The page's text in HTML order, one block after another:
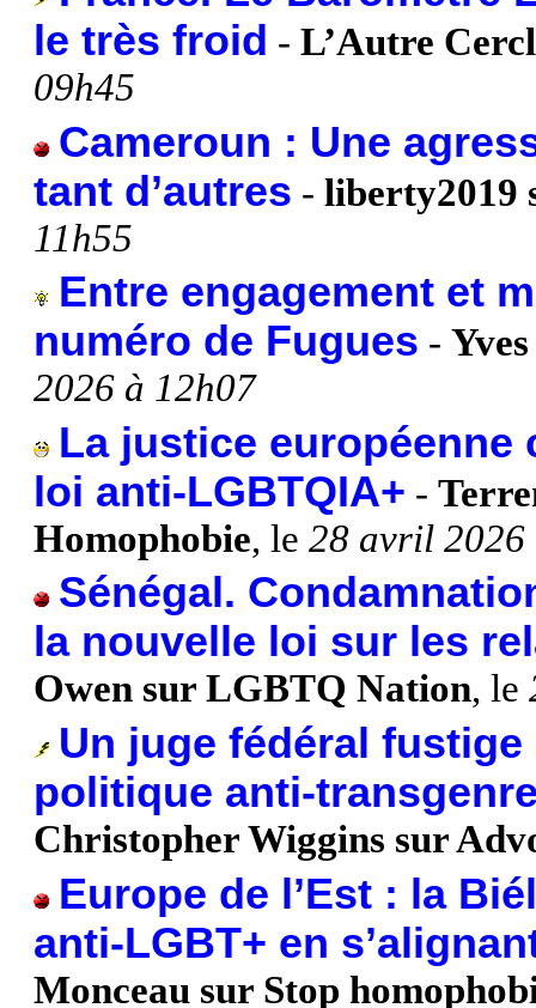
le très froid - L’Autre
09h45
Cameroun : Une
tant d’autres - liberty2019
11h55
Entre engagement et
numéro de Fugues -
2026 à 12h07
La justice européenne
loi anti-LGBTQIA+ -
Homophobie, le 28 avril 2026
Sénégal.
la nouvelle loi sur les
Owen sur LGBTQ Nation, le
Un juge fédéral
politique anti-
Christopher Wiggins sur
Europe de l’Est : la
anti-LGBT+ en
Monceau sur Stop